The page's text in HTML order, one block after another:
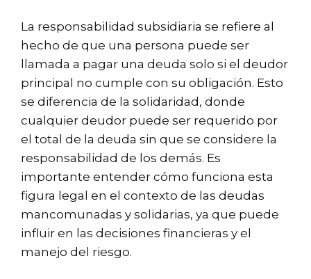
La responsabilidad subsidiaria se refiere al
hecho de que una persona puede ser
llamada a pagar una deuda solo si el deudor
principal no cumple con su obligación. Esto
se diferencia de la solidaridad, donde
cualquier deudor puede ser requerido por
el total de la deuda sin que se considere la
responsabilidad de los demás. Es
importante entender cómo funciona esta
figura legal en el contexto de las deudas
mancomunadas y solidarias, ya que puede
influir en las decisiones financieras y el
manejo del riesgo.